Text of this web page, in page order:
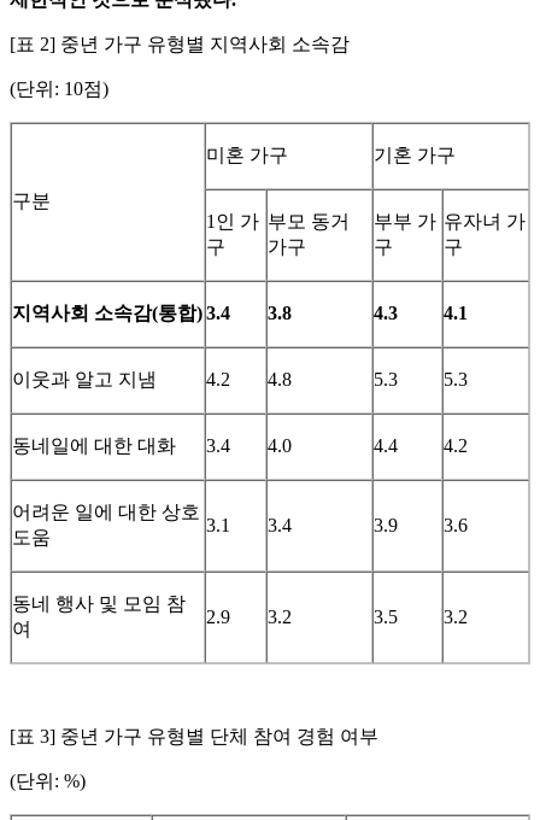
[표 2] 중년 가구 유형별 지역사회 소속감
(단위: 10점)
구분
미혼 가구 기혼 가구
1인 가
구
부모 동거
가구
부부 가
구
유자녀 가
구
지역사회 소속감(통합)3.4 3.8 4.3 4.1
이웃과 알고 지냄 4.2 4.8 5.3 5.3
동네일에 대한 대화 3.4 4.0 4.4 4.2
어려운 일에 대한 상호
도움
3.1 3.4 3.9 3.6
동네 행사 및 모임 참
여
2.9 3.2 3.5 3.2
[표 3] 중년 가구 유형별 단체 참여 경험 여부
(단위: %)